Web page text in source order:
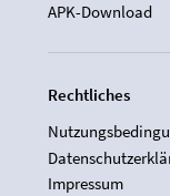
APK-Download
Rechtliches
Impressum